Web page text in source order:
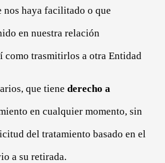
nos haya facilitado o que
en nuestra relación
como trasmitirlos a otra Entidad
que tiene derecho a
en cualquier momento, sin
del tratamiento basado en el
a su retirada.